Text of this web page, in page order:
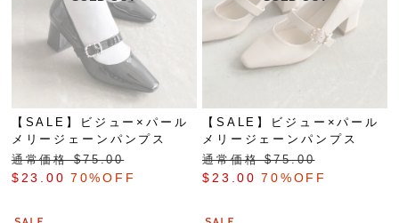
【SALE】ビジュー×パール
メリージェーンパンプス
通常価格 $‌75.00
$‌23.00 70%OFF
【SALE】ビジュー×パール
メリージェーンパンプス
通常価格 $‌75.00
$‌23.00 70%OFF